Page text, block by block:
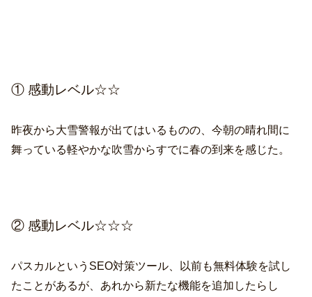
① 感動レベル☆☆
昨夜から大雪警報が出てはいるものの、今朝の晴れ間に
舞っている軽やかな吹雪からすでに春の到来を感じた。
② 感動レベル☆☆☆
パスカルというSEO対策ツール、以前も無料体験を試し
たことがあるが、あれから新たな機能を追加したらし